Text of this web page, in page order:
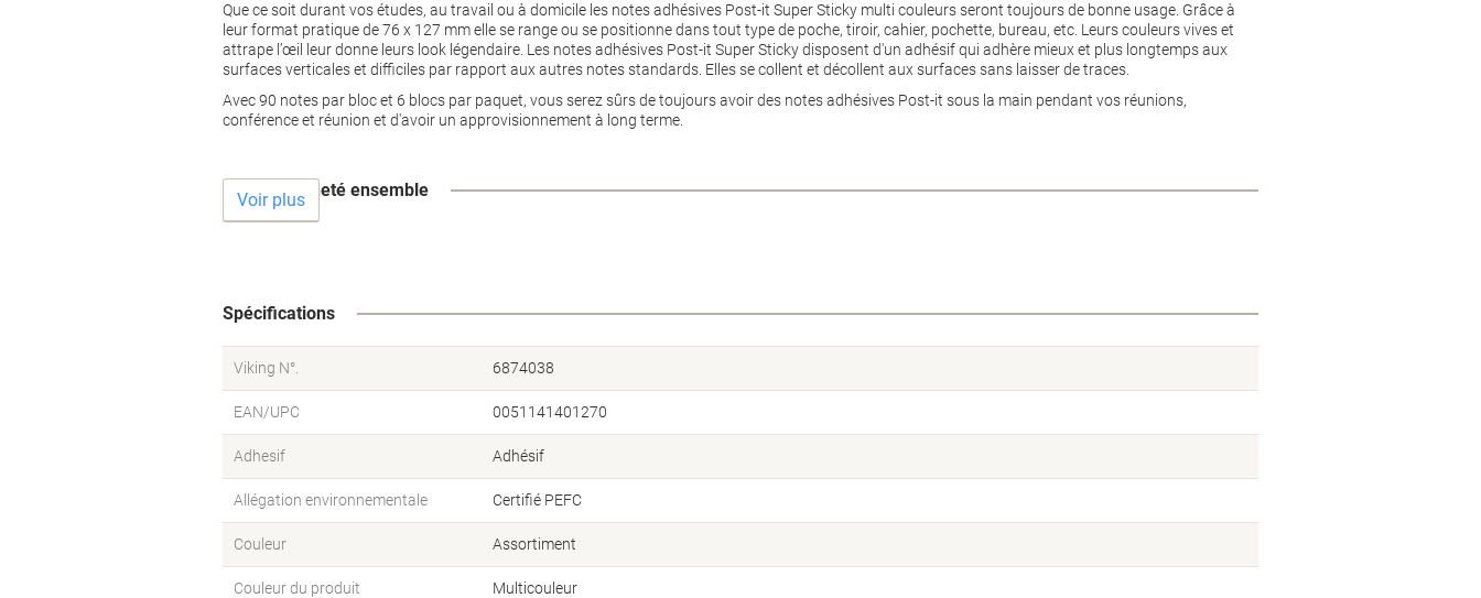
Que ce soit durant vos études, au travail ou à domicile les notes adhésives Post-it Super Sticky multi couleurs seront toujours de bonne usage. Grâce à
leur format pratique de 76 x 127 mm elle se range ou se positionne dans tout type de poche, tiroir, cahier, pochette, bureau, etc. Leurs couleurs vives et
attrape l’œil leur donne leurs look légendaire. Les notes adhésives Post-it Super Sticky disposent d'un adhésif qui adhère mieux et plus longtemps aux
surfaces verticales et difficiles par rapport aux autres notes standards. Elles se collent et décollent aux surfaces sans laisser de traces.
Avec 90 notes par bloc et 6 blocs par paquet, vous serez sûrs de toujours avoir des notes adhésives Post-it sous la main pendant vos réunions,
conférence et réunion et d'avoir un approvisionnement à long terme.
Souvent acheté ensemble
Voir plus
Spécifications
Viking N°. 6874038
EAN/UPC 0051141401270
Adhesif Adhésif
Allégation environnementale Certifié PEFC
Couleur Assortiment
Couleur du produit Multicouleur